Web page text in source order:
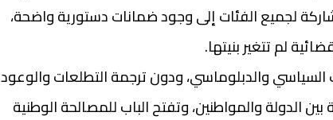
لجميع الفئات إلى وجود ضمانات دستورية واضحة،
لم تتغير بنيتها.
السياسي والدبلوماسي، ودون ترجمة التطلعات والوعود
الدولة والمواطنين، وتفتح الباب للمصالحة الوطنية